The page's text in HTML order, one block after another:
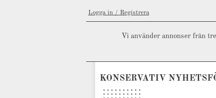
Logga in / Registrera
Vi använder annonser från
KONSERVATIV